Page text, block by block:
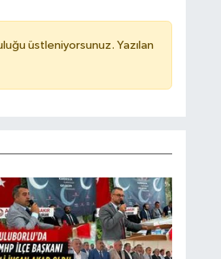
üstleniyorsunuz. Yazılan